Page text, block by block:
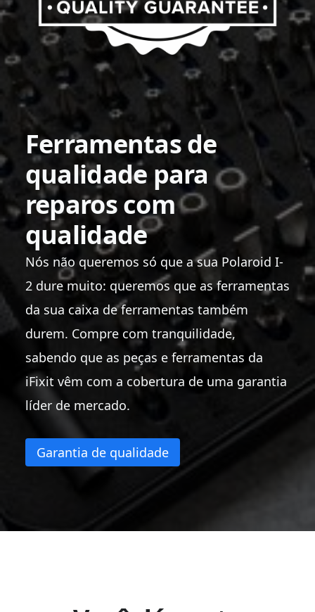
Ferramentas de
qualidade para
reparos com
qualidade
Nós não queremos só que a sua Polaroid I-
2 dure muito: queremos que as ferramentas
da sua caixa de ferramentas também
durem. Compre com tranquilidade,
sabendo que as peças e ferramentas da
iFixit vêm com a cobertura de uma garantia
líder de mercado.
Garantia de qualidade